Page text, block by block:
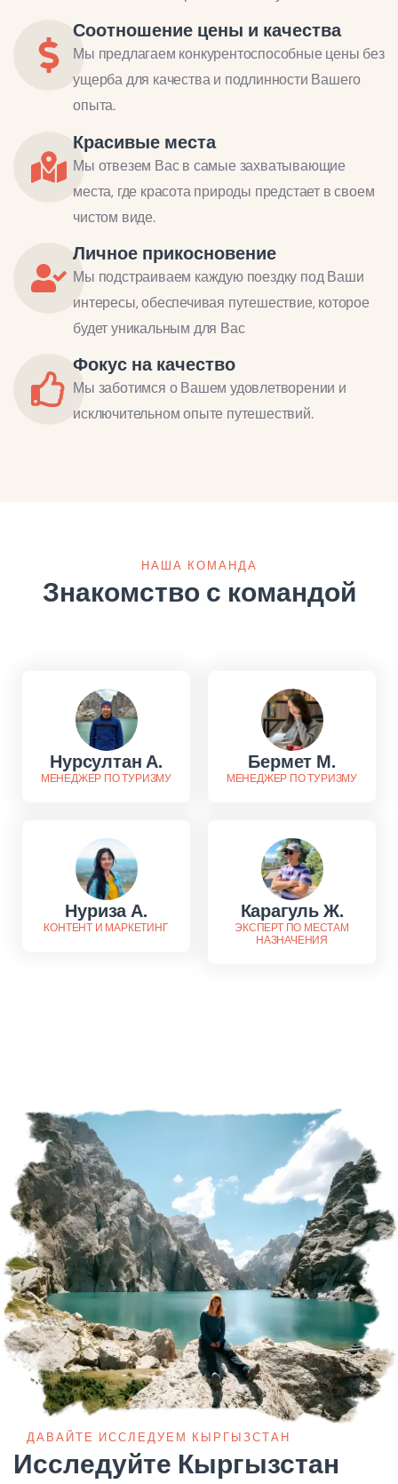
Соотношение цены и качества
Мы предлагаем конкурентоспособные цены без
ущерба для качества и подлинности Вашего
опыта.
Красивые места
Мы отвезем Вас в самые захватывающие
места, где красота природы предстает в своем
чистом виде.
Личное прикосновение
Мы подстраиваем каждую поездку под Ваши
интересы, обеспечивая путешествие, которое
будет уникальным для Вас
Фокус на качество
Мы заботимся о Вашем удовлетворении и
исключительном опыте путешествий.
НАША КОМАНДА
Знакомство с командой
Нурсултан А.
МЕНЕДЖЕР ПО ТУРИЗМУ
Бермет М.
МЕНЕДЖЕР ПО ТУРИЗМУ
Нуриза А.
КОНТЕНТ И МАРКЕТИНГ
Карагуль Ж.
ЭКСПЕРТ ПО МЕСТАМ
НАЗНАЧЕНИЯ
ДАВАЙТЕ ИССЛЕДУЕМ КЫРГЫЗСТАН
Исследуйте Кыргызстан